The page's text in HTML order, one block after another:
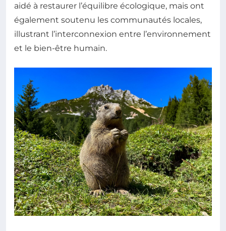
aidé à restaurer l’équilibre écologique, mais ont
également soutenu les communautés locales,
illustrant l’interconnexion entre l’environnement
et le bien-être humain.